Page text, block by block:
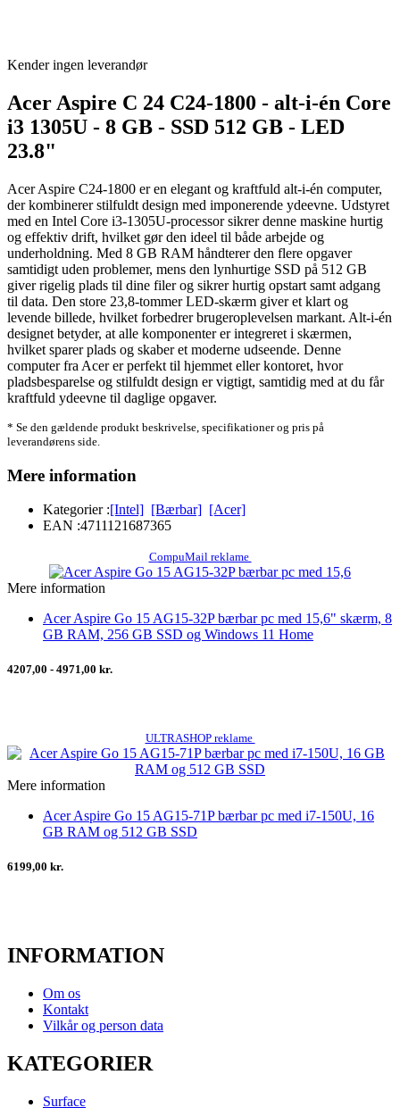
Kender ingen leverandør
Acer Aspire C 24 C24-1800 - alt-i-én Core
i3 1305U - 8 GB - SSD 512 GB - LED
23.8"
Acer Aspire C24-1800 er en elegant og kraftfuld alt-i-én computer,
der kombinerer stilfuldt design med imponerende ydeevne. Udstyret
med en Intel Core i3-1305U-processor sikrer denne maskine hurtig
og effektiv drift, hvilket gør den ideel til både arbejde og
underholdning. Med 8 GB RAM håndterer den flere opgaver
samtidigt uden problemer, mens den lynhurtige SSD på 512 GB
giver rigelig plads til dine filer og sikrer hurtig opstart samt adgang
til data. Den store 23,8-tommer LED-skærm giver et klart og
levende billede, hvilket forbedrer brugeroplevelsen markant. Alt-i-én
designet betyder, at alle komponenter er integreret i skærmen,
hvilket sparer plads og skaber et moderne udseende. Denne
computer fra Acer er perfekt til hjemmet eller kontoret, hvor
pladsbesparelse og stilfuldt design er vigtigt, samtidig med at du får
kraftfuld ydeevne til daglige opgaver.
* Se den gældende produkt beskrivelse, specifikationer og pris på
leverandørens side.
Mere information
Kategorier :[Intel] [Bærbar] [Acer]
EAN :4711121687365
CompuMail reklame
Mere information
Acer Aspire Go 15 AG15-32P bærbar pc med 15,6" skærm, 8
GB RAM, 256 GB SSD og Windows 11 Home
4207,00 - 4971,00 kr.
ULTRASHOP reklame
Mere information
Acer Aspire Go 15 AG15-71P bærbar pc med i7-150U, 16
GB RAM og 512 GB SSD
6199,00 kr.
INFORMATION
Om os
Kontakt
Vilkår og person data
KATEGORIER
Surface